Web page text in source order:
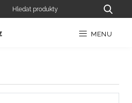
MENU